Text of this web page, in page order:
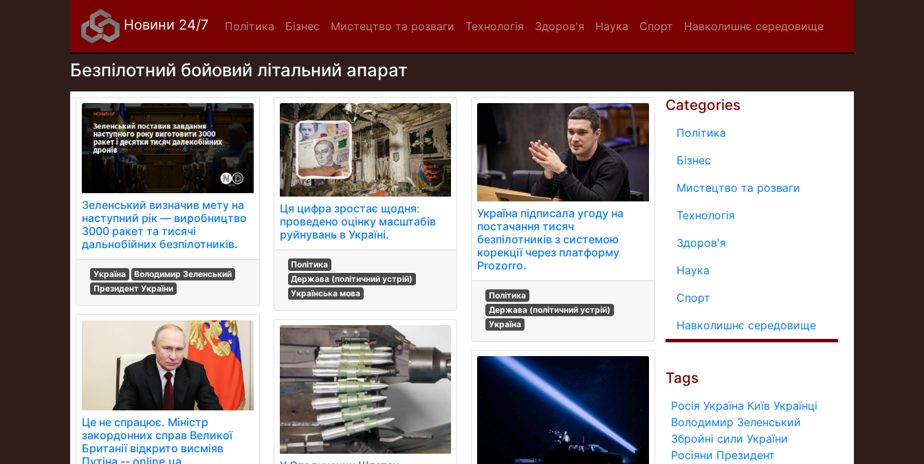
Новини 24/7 Політика Бізнес Мистецтво та розваги Технологія Здоров'я Наука Спорт Навколишнє середовище
Безпілотний бойовий літальний апарат
Зеленський визначив мету на
наступний рік — виробництво
3000 ракет та тисячі
дальнобійних безпілотників.
Україна
Володимир Зеленський
Президент України
Це не спрацює. Міністр
закордонних справ Великої
Британії відкрито висміяв
Ця цифра зростає щодня:
проведено оцінку масштабів
руйнувань в Україні.
Політика
Держава (політичний устрій)
Українська мова
Україна підписала угоду на
постачання тисяч
безпілотників з системою
корекції через платформу
Prozorro.
Політика
Держава (політичний устрій)
Україна
Categories
Політика
Бізнес
Мистецтво та розваги
Технологія
Здоров'я
Наука
Спорт
Навколишнє середовище
Tags
Росія Україна Київ Українці
Володимир Зеленський
Збройні сили України
Росіяни Президент